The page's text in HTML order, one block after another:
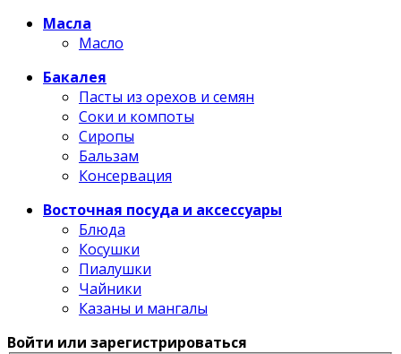
Масла
Масло
Бакалея
Пасты из орехов и семян
Соки и компоты
Сиропы
Бальзам
Консервация
Восточная посуда и аксессуары
Блюда
Косушки
Пиалушки
Чайники
Казаны и мангалы
Войти или зарегистрироваться